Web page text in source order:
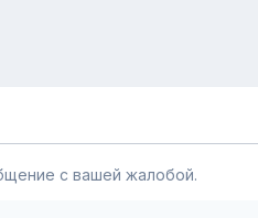
с вашей жалобой.